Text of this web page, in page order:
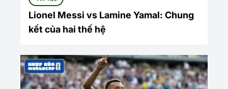
Lionel Messi vs Lamine Yamal: Chung
kết của hai thế hệ